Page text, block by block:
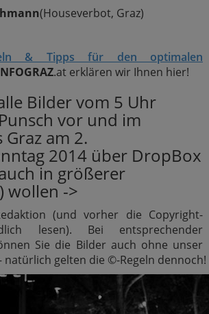
(Houseverbot, Graz)
& Tipps für den optimalen
.at erklären wir Ihnen hier!
Bilder vom 5 Uhr
vor und im
am 2.
2014 über DropBox
in größerer
wollen ->
(und vorher die Copyright-
lesen). Bei entsprechender
Sie die Bilder auch ohne unser
natürlich gelten die ©-Regeln dennoch!